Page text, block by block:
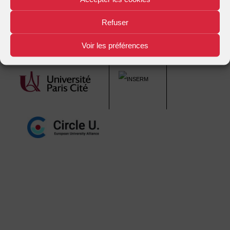
Refuser
Voir les préférences
navigation
Mentions légales | Plan d'accès | Nous contacter